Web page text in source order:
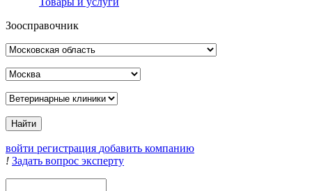
Зоосправочник
войти регистрация добавить компанию
! Задать вопрос эксперту